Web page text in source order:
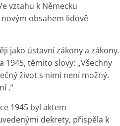
vztahu k Německu
obsahem lidově
jako ústavní zákony a zákony.
1945, těmito slovy: „Všechny
život s nimi není možný.
.“
1945 byl aktem
dekrety, přispěla k